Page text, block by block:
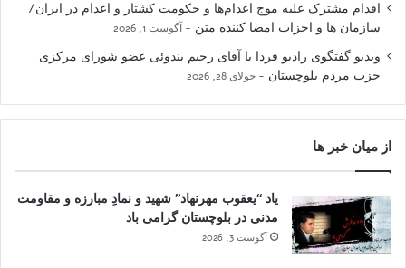
اقدام مشترک علیه موج اعدام‌ها و حکومت کشتار و اعدام در ایران/
سازمان ها و احزاب امضا کننده متن
آگوست 1, 2026
ویدیو گفتگوی رادیو فردا با آقای رحیم بندوئی عضو شورای مرکزی
حزب مردم بلوچستان
جولای 28, 2026
از میان خبر ها
یاد “یعقوب مهرنهاد” شهید و نمادِ مبارزه و مقاومت
مدنی در بلوچستان گرامی باد
آگوست 3, 2026